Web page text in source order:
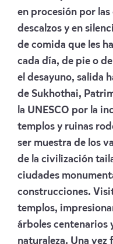
en procesión por
descalzos y en
de comida que les
cada día, de pie o
el desayuno, salida
de Sukhothai,
la UNESCO por la
templos y ruinas
ser muestra de los
de la civilización
ciudades
construcciones.
templos,
árboles centenarios
naturaleza. Una vez